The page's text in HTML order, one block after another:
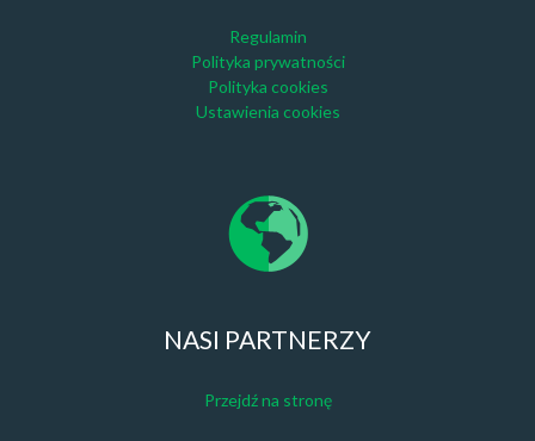
Regulamin
Polityka prywatności
Polityka cookies
Ustawienia cookies
NASI PARTNERZY
Przejdź na stronę